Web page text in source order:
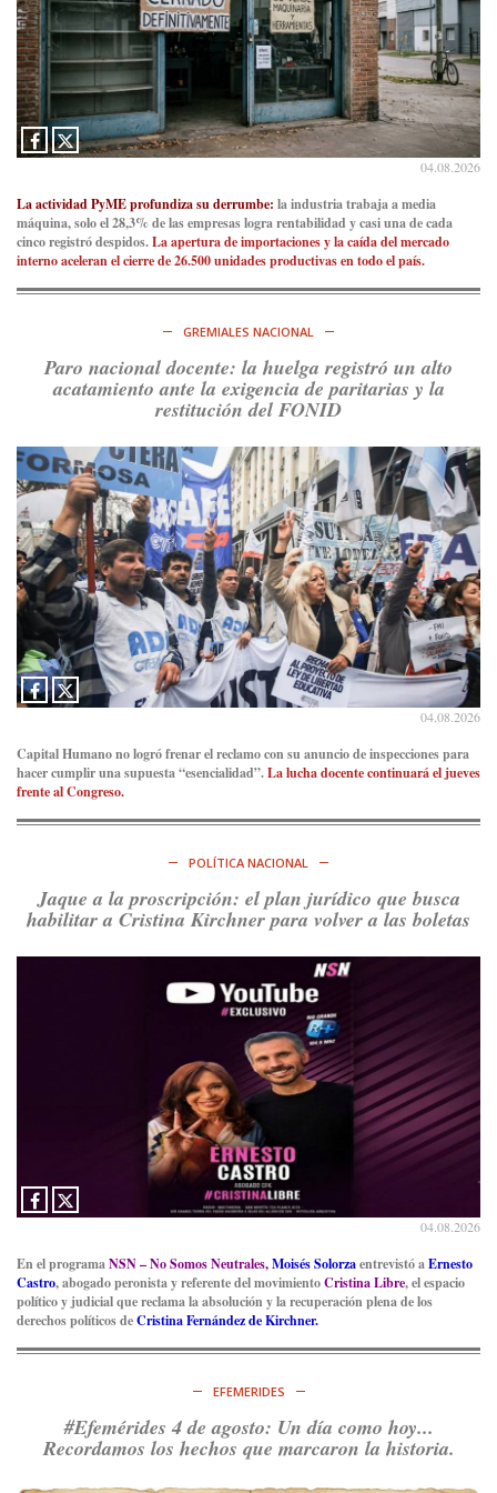
Ver en X
Consenso Patagónico
@consensopatagon
5d
La crisis en el estrecho de Ormuz: así golpea la guerra con
Irán al petróleohttps://t.co/IInL9uYZvh
Ver en X
Consenso Patagónico
Consenso Patagónico
RT@PJCampana2022 : Asumimos una nueva etapa en el
Partido Justicialista de Campana, con el orgullo de que el
compañero@caortega64vuelva a…
Ver en X
04.08.2026
La actividad PyME profundiza su derrumbe: la industria trabaja a media
máquina, solo el 28,3% de las empresas logra rentabilidad y casi una de cada
cinco registró despidos.La apertura de importaciones y la caída del mercado
interno aceleran el cierre de 26.500 unidades productivas en todo el país.
GREMIALES NACIONAL
Paro nacional docente: la huelga registró un alto
acatamiento ante la exigencia de paritarias y la
restitución del FONID
04.08.2026
Capital Humano no logró frenar el reclamo con su anuncio de inspecciones para
hacer cumplir una supuesta “esencialidad”.La lucha docente continuará el jueves
frente al Congreso.
POLÍTICA NACIONAL
Jaque a la proscripción: el plan jurídico que busca
habilitar a Cristina Kirchner para volver a las boletas
04.08.2026
En el programaNSN – No Somos Neutrales,Moisés Solorzaentrevistó aErnesto
Castro, abogado peronista y referente del movimientoCristina Libre, el espacio
político y judicial que reclama la absolución y la recuperación plena de los
derechos políticos deCristina Fernández de Kirchner.
EFEMERIDES
#Efemérides 4 de agosto: Un día como hoy...
Recordamos los hechos que marcaron la historia.